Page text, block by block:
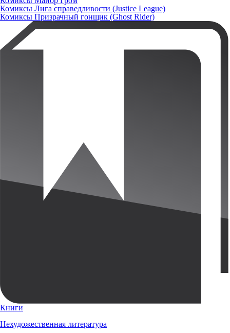
Комиксы Лига справедливости (Justice League)
Комиксы Призрачный гонщик (Ghost Rider)
Книги
Нехудожественная литература